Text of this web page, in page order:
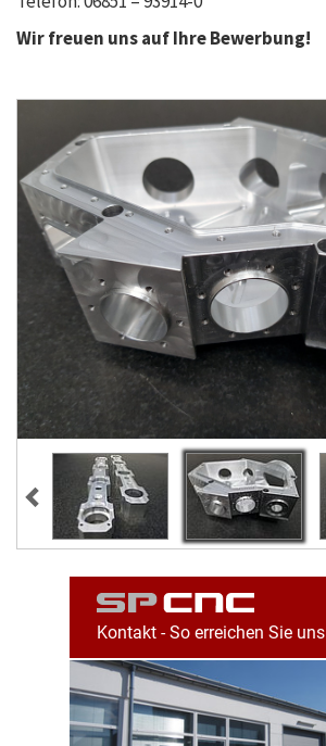
Wir freuen uns auf Ihre Bewerbung!
Kontakt - So erreichen Sie uns